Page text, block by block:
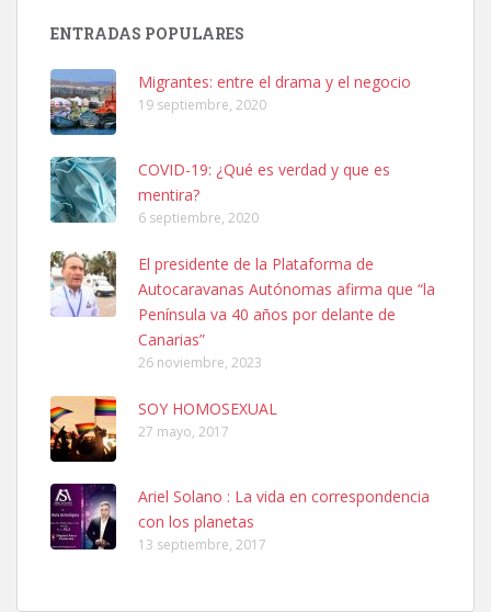
Leales.org » Gran Canaria | 6.7.2025
SHIBA PERDIDO AVDA JOSE MESA Y LOPEZ
06/07/2025 ZONA MESA Y LOPEZ. ES MUY ASUSTADIZO
Leales.org » Gran Canaria
6.7.2025
Ninfa perdida
El día 5 se los perdió una ninfa papillera, asustada tiene miedo a la
calle, se perdió por la zon...
Leales.org » Gran Canaria
ENTRADAS POPULARES
Migrantes: entre el drama y el negocio
19 septiembre, 2020
COVID-19: ¿Qué es verdad y que es
mentira?
6 septiembre, 2020
El presidente de la Plataforma de
Autocaravanas Autónomas afirma que “la
Península va 40 años por delante de
Canarias”
26 noviembre, 2023
SOY HOMOSEXUAL
27 mayo, 2017
Ariel Solano : La vida en correspondencia
con los planetas
13 septiembre, 2017